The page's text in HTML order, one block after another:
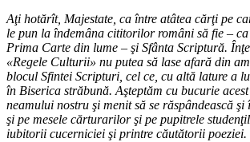
Aţi hotărît, Majestate, ca între atâtea cărţi pe
le pun la îndemâna cititorilor români să fie –
Prima Carte din lume – şi Sfânta Scriptură.
«Regele Culturii» nu putea să lase afară din
blocul Sfintei Scripturi, cel ce, cu altă lature a
în Biserica străbună. Aşteptăm cu bucurie
neamului nostru şi menit să se răspândească şi
şi pe mesele cărturarilor şi pe pupitrele
iubitorii cucerniciei şi printre căutătorii poeziei.